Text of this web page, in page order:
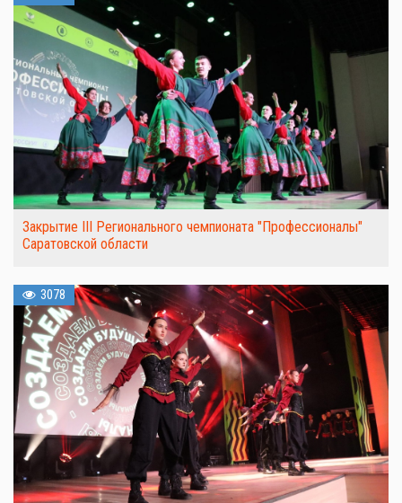
Закрытие III Регионального чемпионата "Профессионалы"
Саратовской области
3078